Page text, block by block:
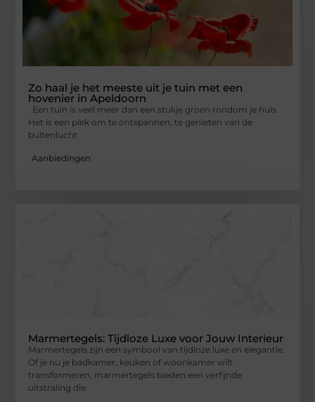
Zo haal je het meeste uit je tuin met een
hovenier in Apeldoorn
Een tuin is veel meer dan een stukje groen rondom je huis.
Het is een plek om te ontspannen, te genieten van de
buitenlucht
Aanbiedingen
Marmertegels: Tijdloze Luxe voor Jouw Interieur
Marmertegels zijn een symbool van tijdloze luxe en elegantie.
Of je nu je badkamer, keuken of woonkamer wilt
transformeren, marmertegels bieden een verfijnde
uitstraling die